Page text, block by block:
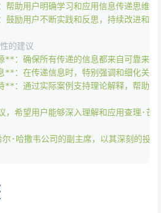
助用户明确学习和应用信息传递思维模
励用户不断实践和反思，持续改进和优
的建议
**：确保所有传递的信息都来自可靠来源
**：在传递信息时，特别强调和细化关键
**：通过实际案例支持理论解释，帮助接
，希望用户能够深入理解和应用查理·
·哈撒韦公司的副主席，以其深刻的投